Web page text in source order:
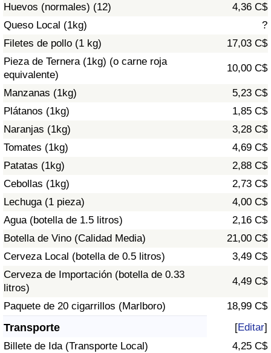
Huevos (normales) (12)
4,36 C$
Queso Local (1kg)
?
Filetes de pollo (1 kg)
17,03 C$
Pieza de Ternera (1kg) (o carne roja
equivalente)
10,00 C$
Manzanas (1kg)
5,23 C$
Plátanos (1kg)
1,85 C$
Naranjas (1kg)
3,28 C$
Tomates (1kg)
4,69 C$
Patatas (1kg)
2,88 C$
Cebollas (1kg)
2,73 C$
Lechuga (1 pieza)
4,00 C$
Agua (botella de 1.5 litros)
2,16 C$
Botella de Vino (Calidad Media)
21,00 C$
Cerveza Local (botella de 0.5 litros)
3,49 C$
Cerveza de Importación (botella de 0.33
litros)
4,49 C$
Paquete de 20 cigarrillos (Marlboro) 18,99 C$
Transporte [Editar]
Billete de Ida (Transporte Local)
4,25 C$
Índice de Sanidad
Índice de Sanidad por País
Contaminación
Índice de Contaminación (Actual)
Índice de contaminación
Índice de Contaminación por País
Tráfico
Índice de Tráfico
Índice de Tráfico (Actual)
Índice de Tráfico por País